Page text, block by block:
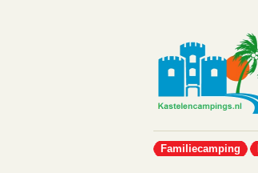
Familiecamping